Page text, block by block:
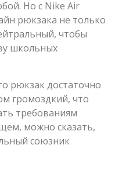
Но с Nike Air
рюкзака не только
чтобы
школьных
рюкзак достаточно
громоздкий, что
требованиям
можно сказать,
союзник